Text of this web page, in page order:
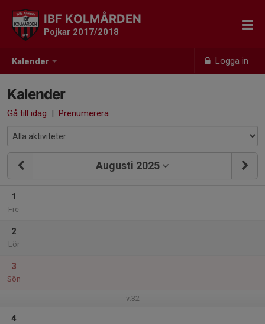
Kalender Logga in
IBF KOLMÅRDEN
Pojkar 2017/2018
Kalender
Gå till idag | Prenumerera
Augusti 2025
1
Fre
2
Lör
3
Sön
v.32
4